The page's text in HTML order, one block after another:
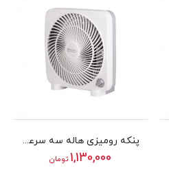
پنکه رومیزی هاله سه سرعته دمنده سری FTF مدل 25H2S
1,130,000 تومان